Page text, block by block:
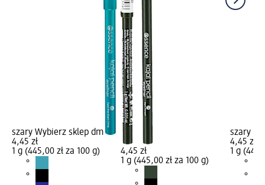
szary Wybierz sklep dm
4,45 zł
1 g (445,00 zł za 100 g)
4,45 zł
1 g (445,00 zł za 100 g)
szary
4,45 zł
1 g